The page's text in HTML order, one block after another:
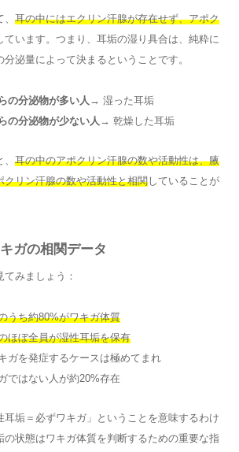
耳の中にはエクリン汗腺が存在せず、アポク
ています。つまり、耳垢の湿り具合は、純粋に
泌量によって決まるということです。
の分泌物が多い人 → 湿った耳垢
の分泌物が少ない人 → 乾燥した耳垢
耳の中のアポクリン汗腺の数や活動性は、腋
クリン汗腺の数や活動性と相関 していることが
ガの相関データ
みましょう：
うち約80%がワキガ体質
ほぼ全員が湿性耳垢を保有
ガを発症するケースは極めてまれ
ではない人が約20%存在
耳垢＝必ずワキガ」ということを意味するわけ
の状態はワキガ体質を判断するための重要な指